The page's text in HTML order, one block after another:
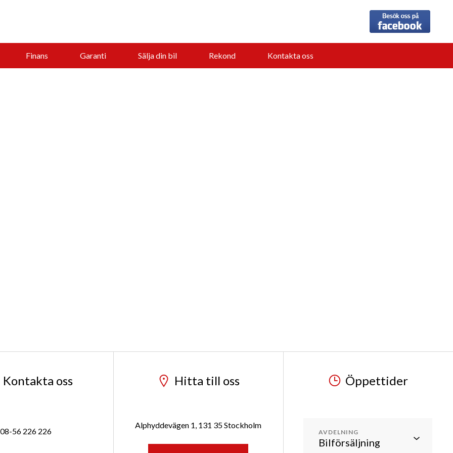
Finans Garanti Sälja din bil Rekond Kontakta oss
Kontakta oss
08-56 226 226
Hitta till oss
Alphyddevägen 1, 131 35 Stockholm
Öppettider
AVDELNING